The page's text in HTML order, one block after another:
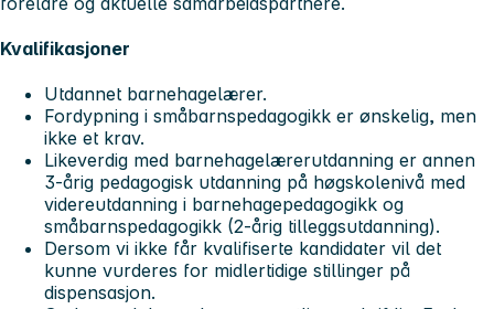
Kvalifikasjoner
Utdannet barnehagelærer.
Fordypning i småbarnspedagogikk er ønskelig, men
ikke et krav.
Likeverdig med barnehagelærerutdanning er annen
3-årig pedagogisk utdanning på høgskolenivå med
videreutdanning i barnehagepedagogikk og
småbarnspedagogikk (2-årig tilleggsutdanning).
Dersom vi ikke får kvalifiserte kandidater vil det
kunne vurderes for midlertidige stillinger på
dispensasjon.